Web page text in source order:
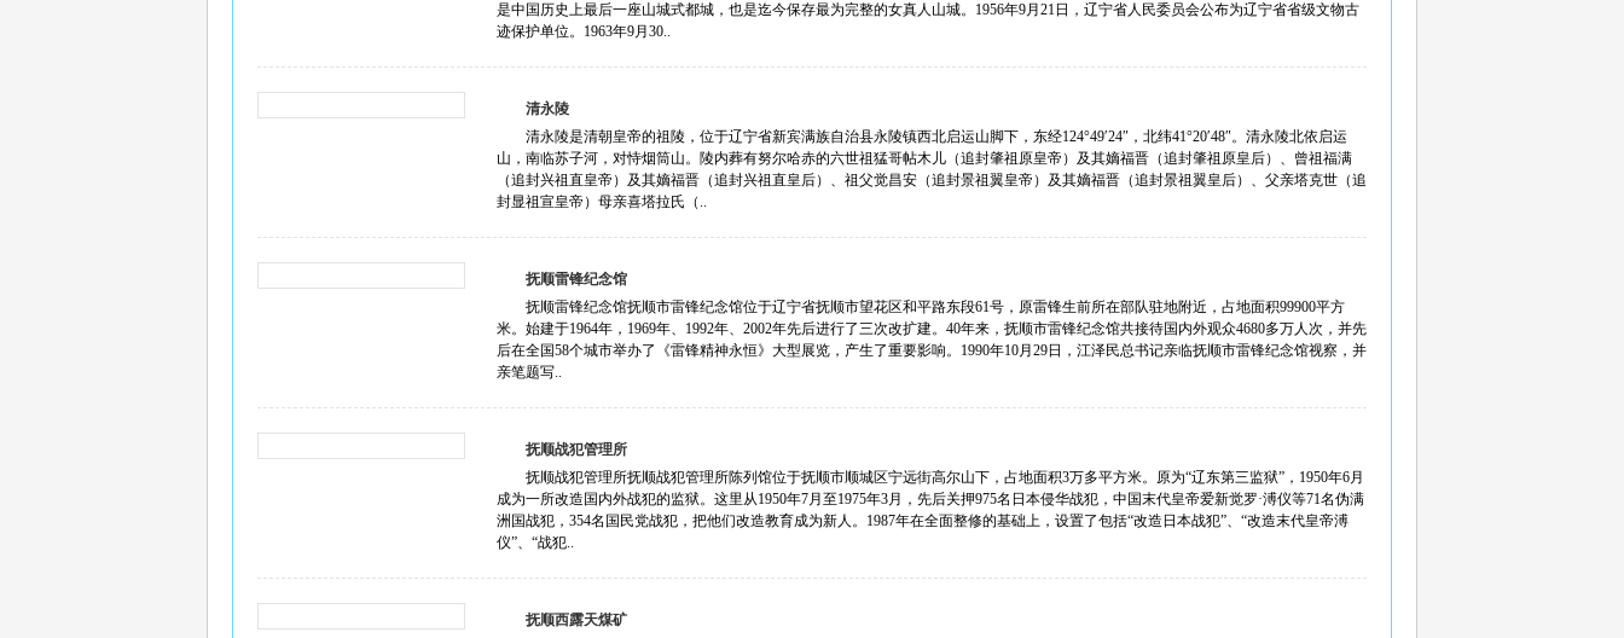
是中国历史上最后一座山城式都城，也是迄今保存最为完整的女真人山城。1956年9月21日，辽宁省人民委员会公布为辽宁省省级文物古
迹保护单位。1963年9月30..
清永陵
清永陵是清朝皇帝的祖陵，位于辽宁省新宾满族自治县永陵镇西北启运山脚下，东经124°49′24″，北纬41°20′48″。清永陵北依启运
山，南临苏子河，对恃烟筒山。陵内葬有努尔哈赤的六世祖猛哥帖木儿（追封肇祖原皇帝）及其嫡福晋（追封肇祖原皇后）、曾祖福满
（追封兴祖直皇帝）及其嫡福晋（追封兴祖直皇后）、祖父觉昌安（追封景祖翼皇帝）及其嫡福晋（追封景祖翼皇后）、父亲塔克世（追
封显祖宣皇帝）母亲喜塔拉氏（..
抚顺雷锋纪念馆
抚顺雷锋纪念馆抚顺市雷锋纪念馆位于辽宁省抚顺市望花区和平路东段61号，原雷锋生前所在部队驻地附近，占地面积99900平方
米。始建于1964年，1969年、1992年、2002年先后进行了三次改扩建。40年来，抚顺市雷锋纪念馆共接待国内外观众4680多万人次，并先
后在全国58个城市举办了《雷锋精神永恒》大型展览，产生了重要影响。1990年10月29日，江泽民总书记亲临抚顺市雷锋纪念馆视察，并
亲笔题写..
抚顺战犯管理所
抚顺战犯管理所抚顺战犯管理所陈列馆位于抚顺市顺城区宁远街高尔山下，占地面积3万多平方米。原为“辽东第三监狱”，1950年6月
成为一所改造国内外战犯的监狱。这里从1950年7月至1975年3月，先后关押975名日本侵华战犯，中国末代皇帝爱新觉罗·溥仪等71名伪满
洲国战犯，354名国民党战犯，把他们改造教育成为新人。1987年在全面整修的基础上，设置了包括“改造日本战犯”、“改造末代皇帝溥
仪”、“战犯..
抚顺西露天煤矿